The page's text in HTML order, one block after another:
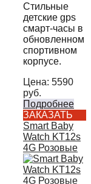
Стильные
детские gps
смарт-часы в
обновленном
спортивном
корпусе.
Цена: 5590
руб.
Подробнее
ЗАКАЗАТЬ
Smart Baby
Watch KT12s
4G Розовые